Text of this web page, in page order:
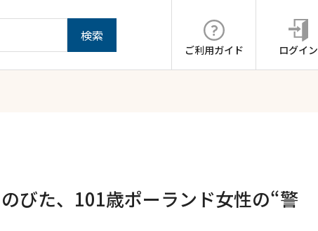
ご利用ガイド ログイン
びた、101歳ポーランド女性の“警